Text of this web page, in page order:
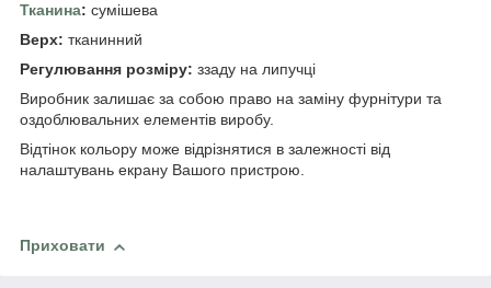
Тканина: сумішева
Верх: тканинний
Регулювання розміру: ззаду на липучці
Виробник залишає за собою право на заміну фурнітури та
оздоблювальних елементів виробу.
Відтінок кольору може відрізнятися в залежності від
налаштувань екрану Вашого пристрою.
Приховати